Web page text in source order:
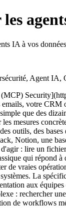
les
IA à vos
Agent IA,
: lire un fichier, interroger une base de données, envoyer un email, déclencher un virement ou modifier un enregistrement client. Cette bascule change fondamentalement le modèle de sécurité. Un chatbot classique qui répond à des questions ne présente qu'un risque limité : au pire, il génère un texte incorrect. Un agent connecté via MCP à votre CRM, votre messagerie et vos outils financiers, lui, peut exécuter de vraies opérations. Le MCP crée un pont direct entre le raisonnement d'un modèle de langage et l'infrastructure de l'entreprise, ce qui élimine les frontières de sécurité traditionnelles fondées sur l'isolation des systèmes. La spécification officielle du protocole est d'ailleurs explicite sur ce point : elle indique ne pas appliquer de sécurité au niveau du protocole lui-même, laissant l'entière responsabilité de l'implémentation aux équipes qui déploient les serveurs MCP.